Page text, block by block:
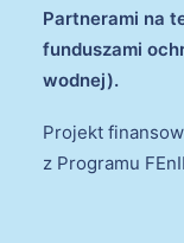
Partnerami na
funduszami
wodnej).
Projekt
z Programu